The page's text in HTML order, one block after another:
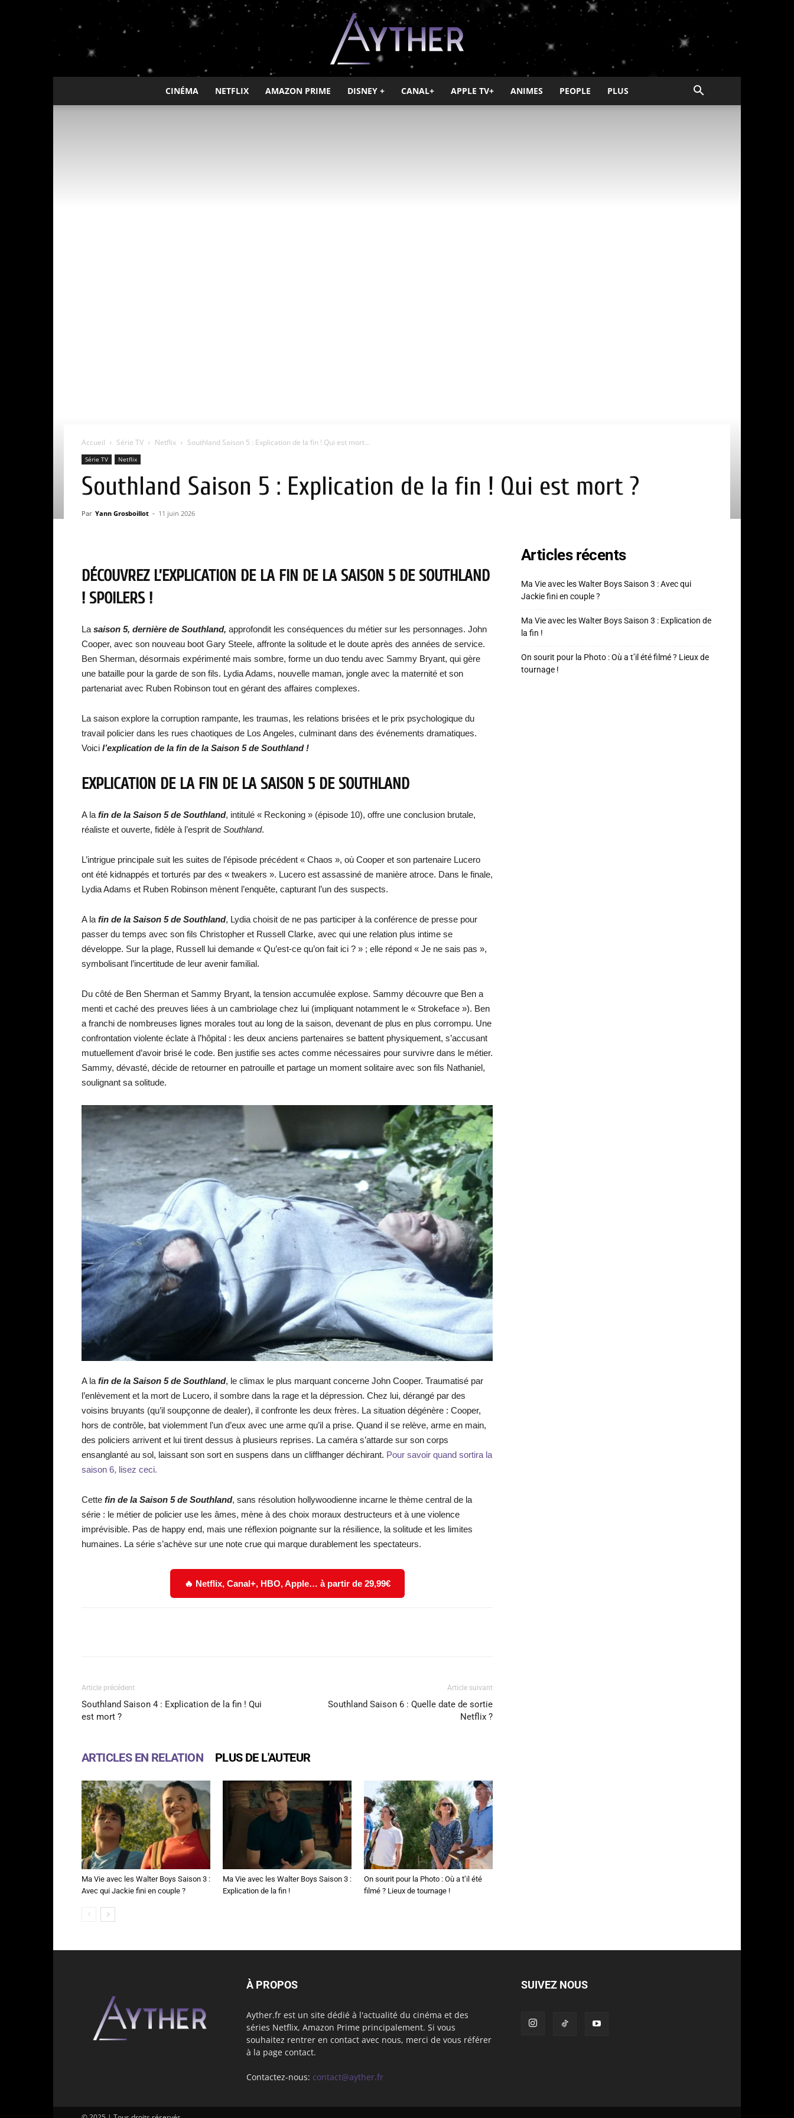
Ayther
CINÉMA NETFLIX AMAZON PRIME DISNEY + CANAL+ APPLE TV+ ANIMES PEOPLE PLUS
Accueil Série TV Netflix Southland Saison 5 : Explication de la fin ! Qui est mort...
Série TV Netflix
Southland Saison 5 : Explication de la fin ! Qui est mort ?
Par Yann Grosboillot - 11 juin 2026
DÉCOUVREZ L’EXPLICATION DE LA FIN DE LA SAISON 5 DE SOUTHLAND
! SPOILERS !
La saison 5, dernière de Southland, approfondit les conséquences du métier sur les personnages. John
Cooper, avec son nouveau boot Gary Steele, affronte la solitude et le doute après des années de service.
Ben Sherman, désormais expérimenté mais sombre, forme un duo tendu avec Sammy Bryant, qui gère
une bataille pour la garde de son fils. Lydia Adams, nouvelle maman, jongle avec la maternité et son
partenariat avec Ruben Robinson tout en gérant des affaires complexes.
La saison explore la corruption rampante, les traumas, les relations brisées et le prix psychologique du
travail policier dans les rues chaotiques de Los Angeles, culminant dans des événements dramatiques.
Voici l’explication de la fin de la Saison 5 de Southland !
EXPLICATION DE LA FIN DE LA SAISON 5 DE SOUTHLAND
A la fin de la Saison 5 de Southland, intitulé « Reckoning » (épisode 10), offre une conclusion brutale,
réaliste et ouverte, fidèle à l’esprit de Southland.
L’intrigue principale suit les suites de l’épisode précédent « Chaos », où Cooper et son partenaire Lucero
ont été kidnappés et torturés par des « tweakers ». Lucero est assassiné de manière atroce. Dans le finale,
Lydia Adams et Ruben Robinson mènent l’enquête, capturant l’un des suspects.
A la fin de la Saison 5 de Southland, Lydia choisit de ne pas participer à la conférence de presse pour
passer du temps avec son fils Christopher et Russell Clarke, avec qui une relation plus intime se
développe. Sur la plage, Russell lui demande « Qu’est-ce qu’on fait ici ? » ; elle répond « Je ne sais pas »,
symbolisant l’incertitude de leur avenir familial.
Du côté de Ben Sherman et Sammy Bryant, la tension accumulée explose. Sammy découvre que Ben a
menti et caché des preuves liées à un cambriolage chez lui (impliquant notamment le « Strokeface »). Ben
a franchi de nombreuses lignes morales tout au long de la saison, devenant de plus en plus corrompu. Une
confrontation violente éclate à l’hôpital : les deux anciens partenaires se battent physiquement, s’accusant
mutuellement d’avoir brisé le code. Ben justifie ses actes comme nécessaires pour survivre dans le métier.
Sammy, dévasté, décide de retourner en patrouille et partage un moment solitaire avec son fils Nathaniel,
soulignant sa solitude.
A la fin de la Saison 5 de Southland, le climax le plus marquant concerne John Cooper. Traumatisé par
l’enlèvement et la mort de Lucero, il sombre dans la rage et la dépression. Chez lui, dérangé par des
voisins bruyants (qu’il soupçonne de dealer), il confronte les deux frères. La situation dégénère : Cooper,
hors de contrôle, bat violemment l’un d’eux avec une arme qu’il a prise. Quand il se relève, arme en main,
des policiers arrivent et lui tirent dessus à plusieurs reprises. La caméra s’attarde sur son corps
ensanglanté au sol, laissant son sort en suspens dans un cliffhanger déchirant. Pour savoir quand sortira la
saison 6, lisez ceci.
Cette fin de la Saison 5 de Southland, sans résolution hollywoodienne incarne le thème central de la
série : le métier de policier use les âmes, mène à des choix moraux destructeurs et à une violence
imprévisible. Pas de happy end, mais une réflexion poignante sur la résilience, la solitude et les limites
humaines. La série s’achève sur une note crue qui marque durablement les spectateurs.
🔥 Netflix, Canal+, HBO, Apple… à partir de 29,99€
Article précédent
Southland Saison 4 : Explication de la fin ! Qui
est mort ?
Article suivant
Southland Saison 6 : Quelle date de sortie
Netflix ?
ARTICLES EN RELATION PLUS DE L'AUTEUR
Ma Vie avec les Walter Boys Saison 3 :
Avec qui Jackie fini en couple ?
Ma Vie avec les Walter Boys Saison 3 :
Explication de la fin !
On sourit pour la Photo : Où a t’il été
filmé ? Lieux de tournage !
Articles récents
Ma Vie avec les Walter Boys Saison 3 : Avec qui
Jackie fini en couple ?
Ma Vie avec les Walter Boys Saison 3 : Explication de
la fin !
On sourit pour la Photo : Où a t’il été filmé ? Lieux de
tournage !
À PROPOS
Ayther.fr est un site dédié à l'actualité du cinéma et des
séries Netflix, Amazon Prime principalement. Si vous
souhaitez rentrer en contact avec nous, merci de vous référer
à la page contact.
Contactez-nous: contact@ayther.fr
SUIVEZ NOUS